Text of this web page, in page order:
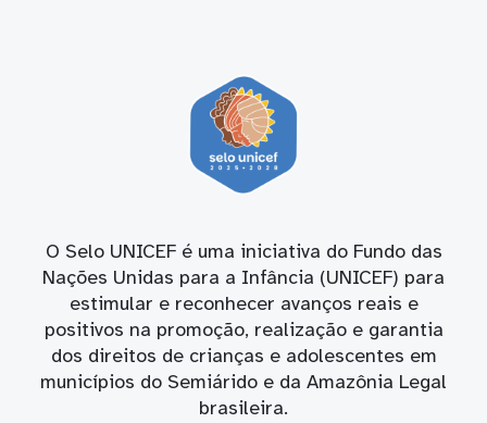
O Selo UNICEF é uma iniciativa do Fundo das
Nações Unidas para a Infância (UNICEF) para
estimular e reconhecer avanços reais e
positivos na promoção, realização e garantia
dos direitos de crianças e adolescentes em
municípios do Semiárido e da Amazônia Legal
brasileira.